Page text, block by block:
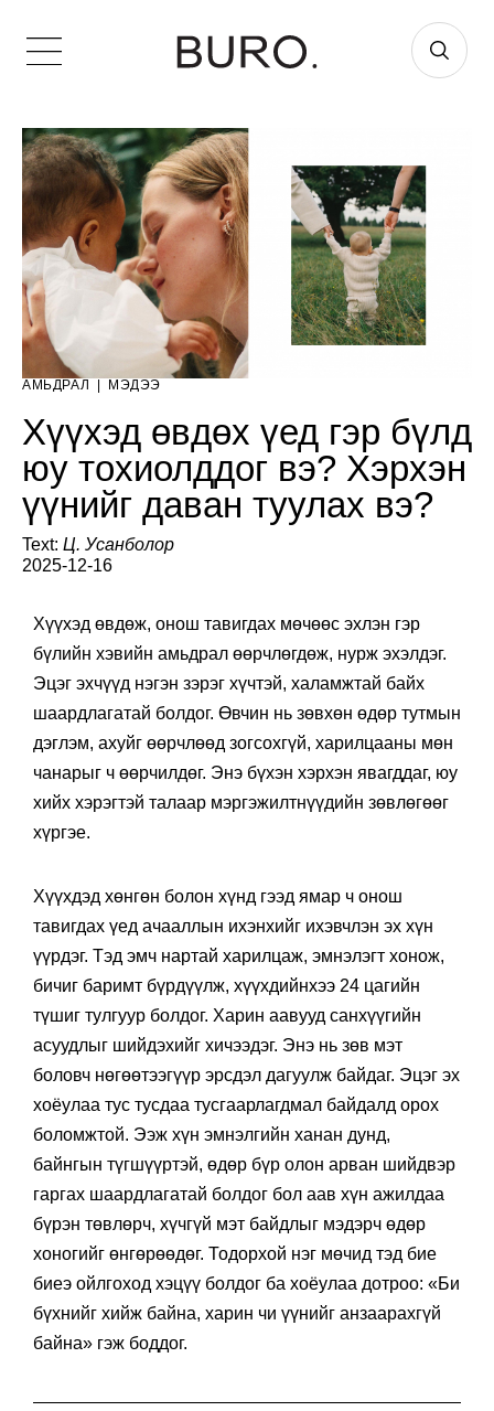
АМЬДРАЛ | МЭДЭЭ
Хүүхэд өвдөх үед гэр бүлд
юу тохиолддог вэ? Хэрхэн
үүнийг даван туулах вэ?
Text: Ц. Усанболор
2025-12-16
Хүүхэд өвдөж, онош тавигдах мөчөөс эхлэн гэр
бүлийн хэвийн амьдрал өөрчлөгдөж, нурж эхэлдэг.
Эцэг эхчүүд нэгэн зэрэг хүчтэй, халамжтай байх
шаардлагатай болдог. Өвчин нь зөвхөн өдөр тутмын
дэглэм, ахуйг өөрчлөөд зогсохгүй, харилцааны мөн
чанарыг ч өөрчилдөг. Энэ бүхэн хэрхэн явагддаг, юу
хийх хэрэгтэй талаар мэргэжилтнүүдийн зөвлөгөөг
хүргэе.
Хүүхдэд хөнгөн болон хүнд гээд ямар ч онош
тавигдах үед ачааллын ихэнхийг ихэвчлэн эх хүн
үүрдэг. Тэд эмч нартай харилцаж, эмнэлэгт хонож,
бичиг баримт бүрдүүлж, хүүхдийнхээ 24 цагийн
түшиг тулгуур болдог. Харин аавууд санхүүгийн
асуудлыг шийдэхийг хичээдэг. Энэ нь зөв мэт
боловч нөгөөтээгүүр эрсдэл дагуулж байдаг. Эцэг эх
хоёулаа тус тусдаа тусгаарлагдмал байдалд орох
боломжтой. Ээж хүн эмнэлгийн ханан дунд,
байнгын түгшүүртэй, өдөр бүр олон арван шийдвэр
гаргах шаардлагатай болдог бол аав хүн ажилдаа
бүрэн төвлөрч, хүчгүй мэт байдлыг мэдэрч өдөр
хоногийг өнгөрөөдөг. Тодорхой нэг мөчид тэд бие
биеэ ойлгоход хэцүү болдог ба хоёулаа дотроо: «Би
бүхнийг хийж байна, харин чи үүнийг анзаарахгүй
байна» гэж боддог.